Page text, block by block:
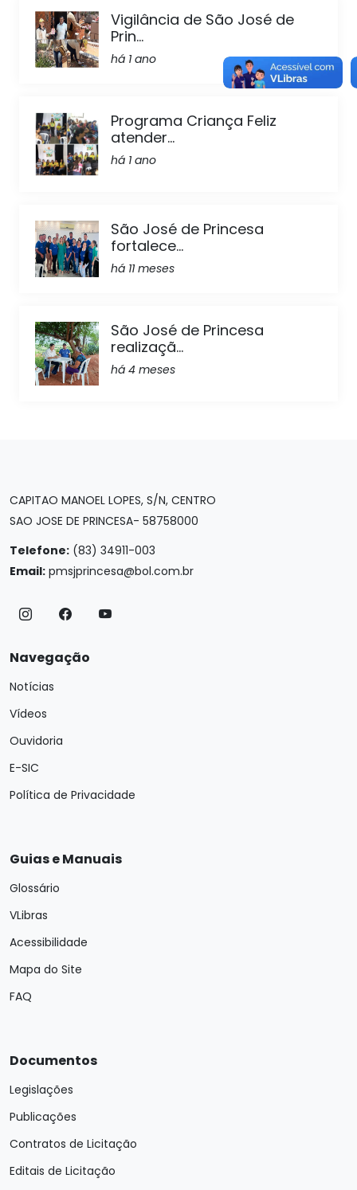
Vigilância de São José de
Prin...
há 1 ano
Programa Criança Feliz
atender...
há 1 ano
São José de Princesa
fortalece...
há 11 meses
São José de Princesa
realizaçã...
há 4 meses
CAPITAO MANOEL LOPES, S/N, CENTRO
SAO JOSE DE PRINCESA- 58758000
Telefone: (83) 34911-003
Email: pmsjprincesa@bol.com.br
Navegação
Notícias
Vídeos
Ouvidoria
E-SIC
Política de Privacidade
Guias e Manuais
Glossário
VLibras
Acessibilidade
Mapa do Site
FAQ
Documentos
Legislações
Publicações
Contratos de Licitação
Editais de Licitação